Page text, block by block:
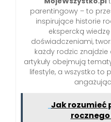
parentingowy – to
inspirujące historie
ekspercką
doświadczeniami,
każdy rodzic znajdzie
artykuły obejmują
lifestyle, a wszystko to
Jak rozumieć